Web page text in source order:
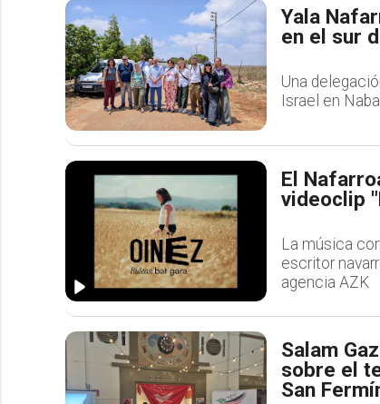
Yala
en el sur
Una
Israel en
El
videoclip
La música
escritor
agencia AZK
Salam
sobre el
San